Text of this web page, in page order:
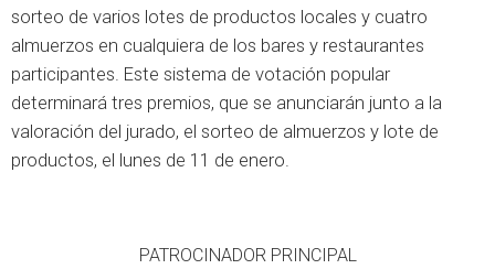
sorteo de varios lotes de productos locales y cuatro
almuerzos en cualquiera de los bares y restaurantes
participantes. Este sistema de votación popular
determinará tres premios, que se anunciarán junto a la
valoración del jurado, el sorteo de almuerzos y lote de
productos, el lunes de 11 de enero.
PATROCINADOR PRINCIPAL